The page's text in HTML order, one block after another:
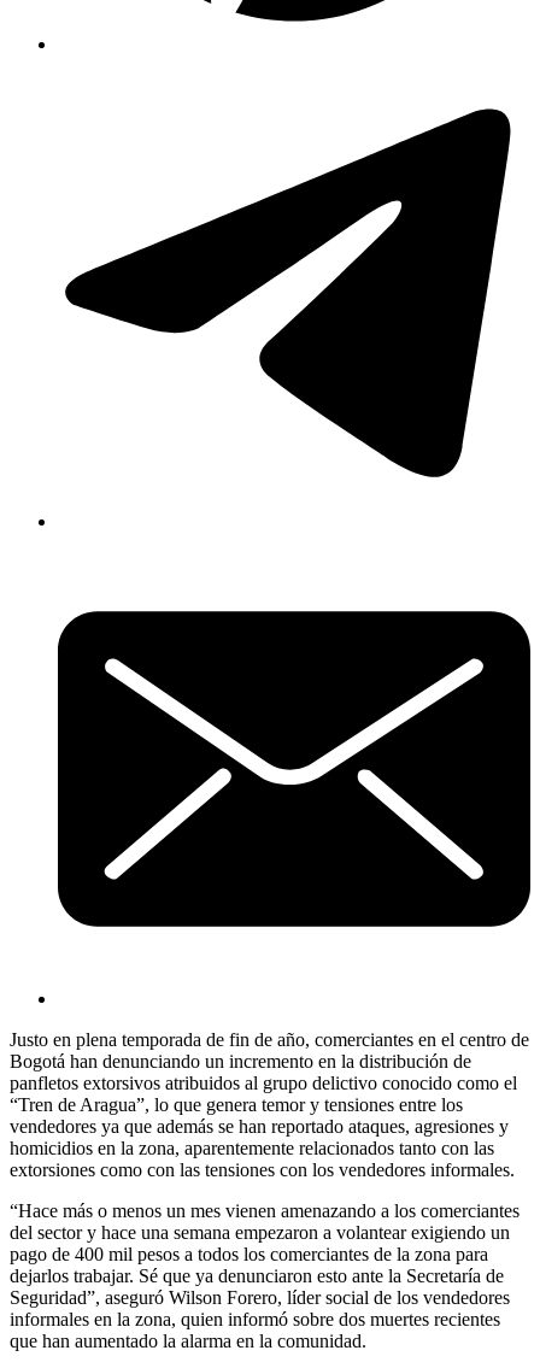
Justo en plena temporada de fin de año, comerciantes en el centro de
Bogotá han denunciando un incremento en la distribución de
panfletos extorsivos atribuidos al grupo delictivo conocido como el
“Tren de Aragua”, lo que genera temor y tensiones entre los
vendedores ya que además se han reportado ataques, agresiones y
homicidios en la zona, aparentemente relacionados tanto con las
extorsiones como con las tensiones con los vendedores informales.
“Hace más o menos un mes vienen amenazando a los comerciantes
del sector y hace una semana empezaron a volantear exigiendo un
pago de 400 mil pesos a todos los comerciantes de la zona para
dejarlos trabajar. Sé que ya denunciaron esto ante la Secretaría de
Seguridad”, aseguró Wilson Forero, líder social de los vendedores
informales en la zona, quien informó sobre dos muertes recientes
que han aumentado la alarma en la comunidad.